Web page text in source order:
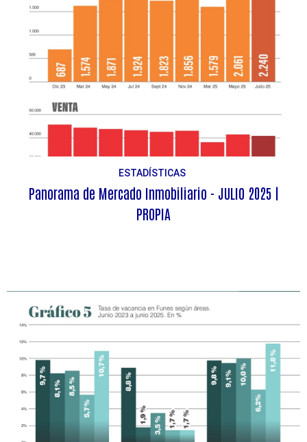
ESTADÍSTICAS
Panorama de Mercado Inmobiliario - JULIO 2025 |
PROPIA